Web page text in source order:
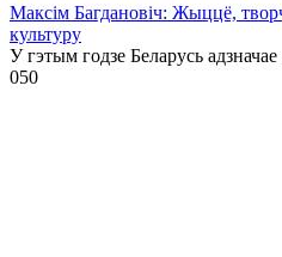
Максім Багдановіч: Жыццё,
культуру
У гэтым годзе Беларусь
050